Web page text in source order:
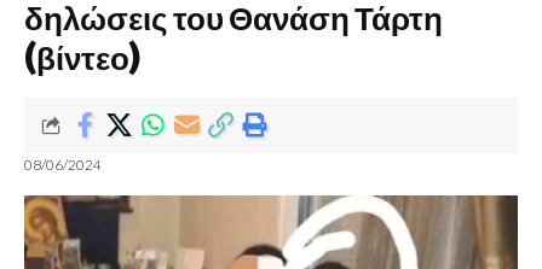
δηλώσεις του Θανάση Τάρτη
(βίντεο)
08/06/2024